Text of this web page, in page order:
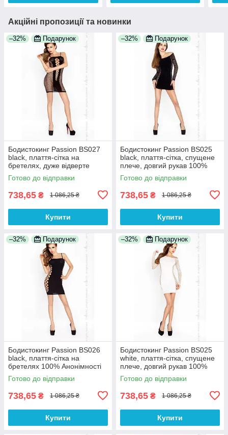
Акційні пропозиції та новинки
–32% Подарунок
Бодистокинг Passion BS027
black, плаття-сітка на
бретелях, дуже відверте
100% Анонімності
Готово до відправки
738,65 ₴ 1 086,25 ₴
Купити
–32% Подарунок
Бодистокинг Passion BS025
black, плаття-сітка, спущене
плече, довгий рукав 100%
Анонімності
Готово до відправки
738,65 ₴ 1 086,25 ₴
Купити
–32% Подарунок
Бодистокинг Passion BS026
black, плаття-сітка на
бретелях 100% Анонімності
Готово до відправки
738,65 ₴ 1 086,25 ₴
Купити
–32% Подарунок
Бодистокинг Passion BS025
white, плаття-сітка, спущене
плече, довгий рукав 100%
Анонімності
Готово до відправки
738,65 ₴ 1 086,25 ₴
Купити